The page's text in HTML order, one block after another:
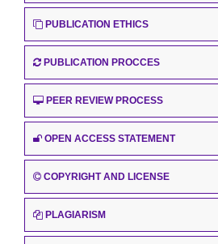
PUBLICATION ETHICS
PUBLICATION PROCCES
PEER REVIEW PROCESS
OPEN ACCESS STATEMENT
COPYRIGHT AND LICENSE
PLAGIARISM